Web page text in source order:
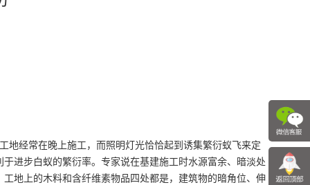
地经常在晚上施工，而照明灯光恰恰起到诱集繁衍蚁飞来定
进步白蚁的繁衍率。专家说在基建施工时水源富余、暗淡处
地上的木料和含纤维素物品四处都是，建筑物的暗角位、伸